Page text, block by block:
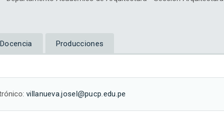
Docencia Producciones
villanueva.josel@pucp.edu.pe